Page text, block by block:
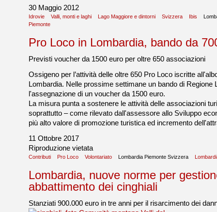
30 Maggio 2012
Idrovie Valli, monti e laghi Lago Maggiore e dintorni Svizzera Ibis
Piemonte
Pro Loco in Lombardia, bando da
Previsti voucher da 1500 euro per oltre 650 associazioni
Ossigeno per l’attività delle oltre 650 Pro Loco iscritte
Lombardia. Nelle prossime settimane un bando di Regione
l'assegnazione di un voucher da 1500 euro.
La misura punta a sostenere le attività delle associazioni
soprattutto – come rilevato dall'assessore allo Sviluppo
più alto valore di promozione turistica ed incremento
11 Ottobre 2017
Riproduzione vietata
Contributi Pro Loco Volontariato Lombardia Piemonte Svizzera
Lombardia, nuove norme per
abbattimento dei cinghiali
Stanziati 900.000 euro in tre anni per il risarcimento dei